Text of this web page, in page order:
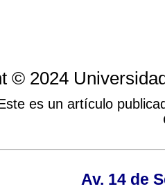
© 2024
es un artículo
Av. 14 de